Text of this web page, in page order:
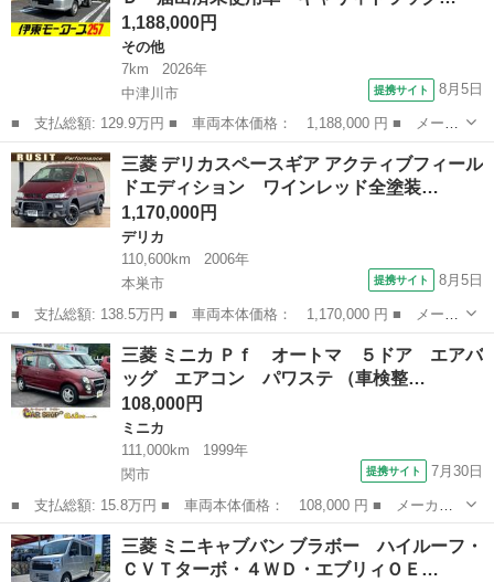
1,188,000円
その他
7km
2026年
中津川市
提携サイト 8月5日
■ 支払総額: 129.9万円 ■ 車両本体価格： 1,188,000 円 ■ メーカ
ー名： 三菱 ■ 車種名： ミニキャブトラック ■ グレード名：
Ｍ ４ＡＴ・４ＷＤ・届出済未使用車・キャリィトラックＯＥＭ・キ
ーレス・...
岐阜 中津川市 その他
三菱 デリカスペースギア アクティブフィール
ドエディション ワインレッド全塗装…
1,170,000円
デリカ
110,600km
2006年
本巣市
提携サイト 8月5日
■ 支払総額: 138.5万円 ■ 車両本体価格： 1,170,000 円 ■ メーカ
ー名： 三菱 ■ 車種名： デリカスペースギア ■ グレード名：
アクティブフィールドエディション ワインレッド全塗装 ４ＷＤ車
両 電動...
岐阜 本巣市 デリカ
三菱 ミニカ Ｐｆ オートマ ５ドア エアバ
ッグ エアコン パワステ （車検整…
108,000円
ミニカ
111,000km
1999年
関市
提携サイト 7月30日
■ 支払総額: 15.8万円 ■ 車両本体価格： 108,000 円 ■ メーカー
名： 三菱 ■ 車種名： ミニカ ■ グレード名： Ｐｆ オート
マ ５ドア エアバッグ エアコン パワステ ■ 排気量： 660cc
■ ド...
岐阜 関市 ミニカ
三菱 ミニキャブバン ブラボー ハイルーフ・
ＣＶＴターボ・４ＷＤ・エブリィＯＥ…